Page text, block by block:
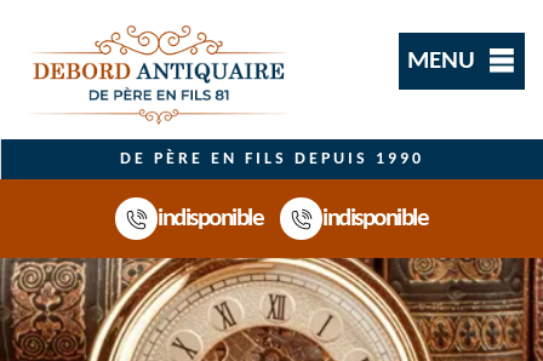
MENU
DE PÈRE EN FILS DEPUIS 1990
indisponible indisponible